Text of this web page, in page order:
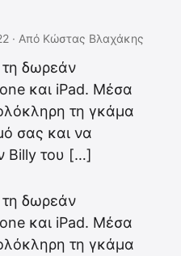
· Από Κώστας Βλαχάκης
τη δωρεάν
και iPad. Μέσα
τη γκάμα
σας και να
Billy του […]
τη δωρεάν
και iPad. Μέσα
τη γκάμα